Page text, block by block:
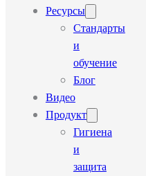
Ресурсы
Стандарты
и
обучение
Блог
Видео
Продукт
Гигиена
и
защита